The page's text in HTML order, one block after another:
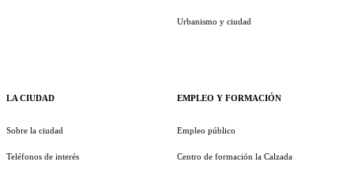
LA CIUDAD
Sobre la ciudad
Teléfonos de interés
Urbanismo y ciudad
EMPLEO Y FORMACIÓN
Empleo público
Centro de formación la Calzada